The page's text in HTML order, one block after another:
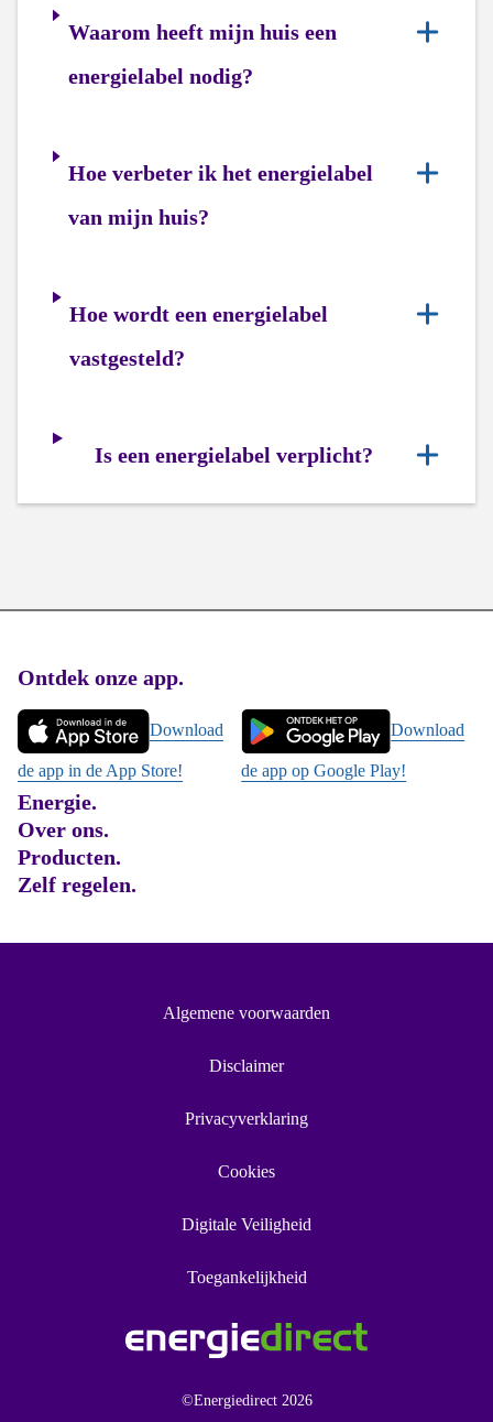
Waarom heeft mijn huis een
energielabel nodig?
Hoe verbeter ik het energielabel
van mijn huis?
Hoe wordt een energielabel
vastgesteld?
Is een energielabel verplicht?
Footer
Ontdek onze app.
Download
de app in de App Store!
Download
de app op Google Play!
Energie.
Over ons.
Producten.
Zelf regelen.
Algemene voorwaarden
Disclaimer
Privacyverklaring
Cookies
Digitale Veiligheid
Toegankelijkheid
©Energiedirect 2026